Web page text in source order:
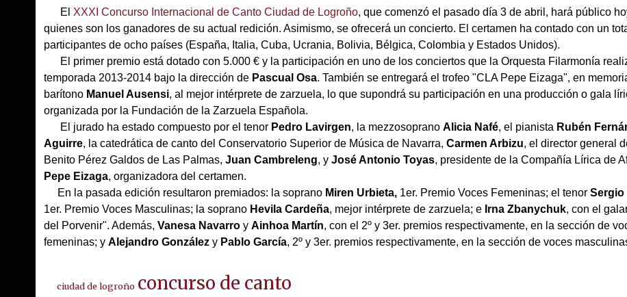
El XXXI Concurso Internacional de Canto Ciudad de Logroño, que comenzó el pasado día 3 de abril, hará público
quienes son los ganadores de su actual redición. Asimismo, se ofrecerá un concierto. El certamen ha contado con un
participantes de ocho países (España, Italia, Cuba, Ucrania, Bolivia, Bélgica, Colombia y Estados Unidos).
El primer premio está dotado con 5.000 € y la participación en uno de los conciertos que la Orquesta Filarmonía
temporada 2013-2014 bajo la dirección de Pascual Osa. También se entregará el trofeo "CLA Pepe Eizaga", en
barítono Manuel Ausensi, al mejor intérprete de zarzuela, lo que supondrá su participación en una producción o gala
organizada por la Fundación de la Zarzuela Española.
El jurado ha estado compuesto por el tenor Pedro Lavirgen, la mezzosopranoAlicia Nafé, el pianista Rubén
Aguirre, la catedrática de canto del Conservatorio Superior de Música de Navarra,Carmen Arbizu, el director general
Benito Pérez Galdos de Las Palmas,Juan Cambreleng, yJosé Antonio Toyas, presidente de la Compañía Lírica de
Pepe Eizaga, organizadora del certamen.
En la pasada edición resultaron premiados: la soprano Miren Urbieta, 1er. Premio Voces Femeninas; el tenorSergio
1er. Premio Voces Masculinas; la soprano Hevila Cardeña, mejor intérprete de zarzuela; e Irna Zbanychuk, con el
del Porvenir". Además,Vanesa Navarro yAinhoa Martín, con el 2º y 3er. premios respectivamente, en la sección de
femeninas; yAlejandro Gonzálezy Pablo García, 2º y 3er. premios respectivamente, en la sección de voces
ciudad de logroño concurso de canto